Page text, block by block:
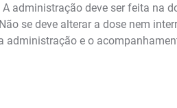
administração deve ser feita na
se deve alterar a dose nem
administração e o